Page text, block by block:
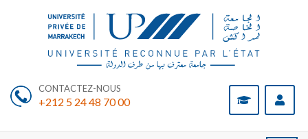
CONTACTEZ-NOUS
+212 5 24 48 70 00